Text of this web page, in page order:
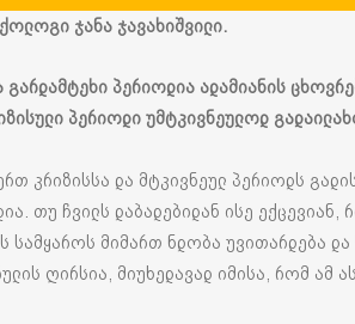
ჯანა ჯავახიშვილი.
გარდამტეხი პერიოდია ადამიანის
პერიოდი უმტკივნეულოდ
კრიზისსა და მტკივნეულ პერიოდს
თუ ჩვილს დაბადებიდან ისე ექცევიან,
სამყაროს მიმართ ნდობა უვითარდება
ღირსია, მიუხედავად იმისა, რომ ამ